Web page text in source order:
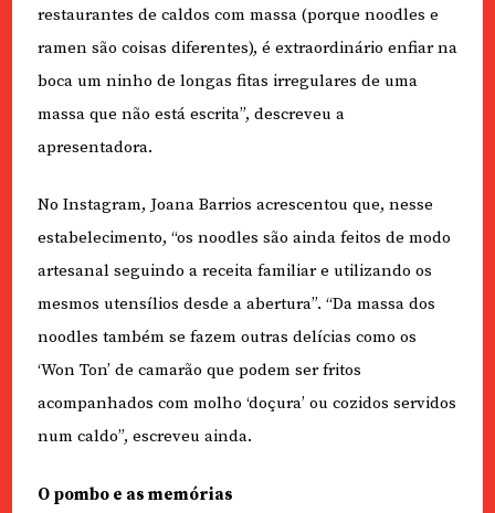
restaurantes de caldos com massa (porque noodles e
ramen são coisas diferentes), é extraordinário enfiar na
boca um ninho de longas fitas irregulares de uma
massa que não está escrita”, descreveu a
apresentadora.
No Instagram, Joana Barrios acrescentou que, nesse
estabelecimento, “os noodles são ainda feitos de modo
artesanal seguindo a receita familiar e utilizando os
mesmos utensílios desde a abertura”. “Da massa dos
noodles também se fazem outras delícias como os
‘Won Ton’ de camarão que podem ser fritos
acompanhados com molho ‘doçura’ ou cozidos servidos
num caldo”, escreveu ainda.
O pombo e as memórias